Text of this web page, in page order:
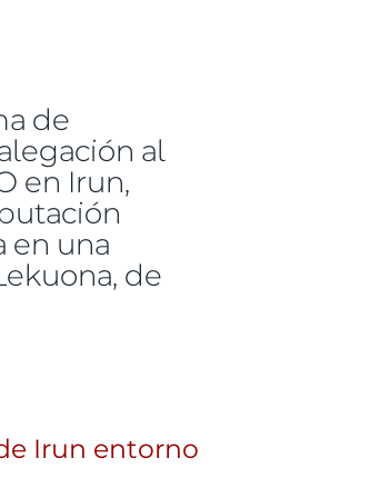
de
al
en Irun,
en una
de
Irun entorno